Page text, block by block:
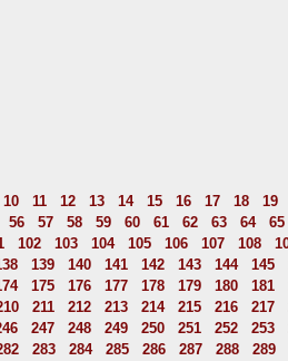
10 11 12 13 14 15 16 17 18 19
56 57 58 59 60 61 62 63 64 65
102 103 104 105 106 107 108
139 140 141 142 143 144 145
175 176 177 178 179 180 181
211 212 213 214 215 216 217
247 248 249 250 251 252 253
283 284 285 286 287 288 289